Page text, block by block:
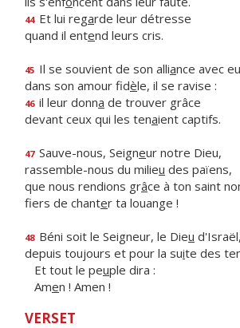
44 Et lui regarde leur détresse
quand il entend leurs cris.
45 Il se souvient de son alliance avec
dans son amour fidèle, il se ravise :
46 il leur donna de trouver grâce
devant ceux qui les tenaient captifs.
47 Sauve-nous, Seigneur notre Dieu,
rassemble-nous du milieu des païens,
que nous rendions grâce à ton saint
fiers de chanter ta louange !
48 Béni soit le Seigneur, le Dieu d'Israël,
depuis toujours et pour la suite des
Et tout le peuple dira :
Amen ! Amen !
VERSET